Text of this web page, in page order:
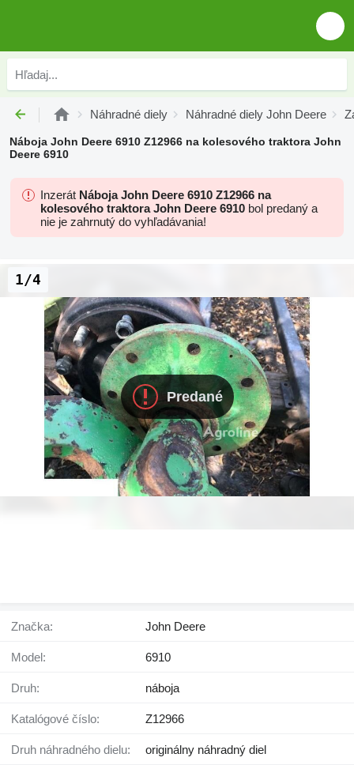
Náhradné diely Náhradné diely John Deere
Náboja John Deere 6910 Z12966 na kolesového traktora John
Deere 6910
Inzerát Náboja John Deere 6910 Z12966 na
kolesového traktora John Deere 6910 bol predaný a
nie je zahrnutý do vyhľadávania!
Predané
1/4
Značka: John Deere
Model: 6910
Druh: náboja
Katalógové číslo: Z12966
Druh náhradného dielu: originálny náhradný diel